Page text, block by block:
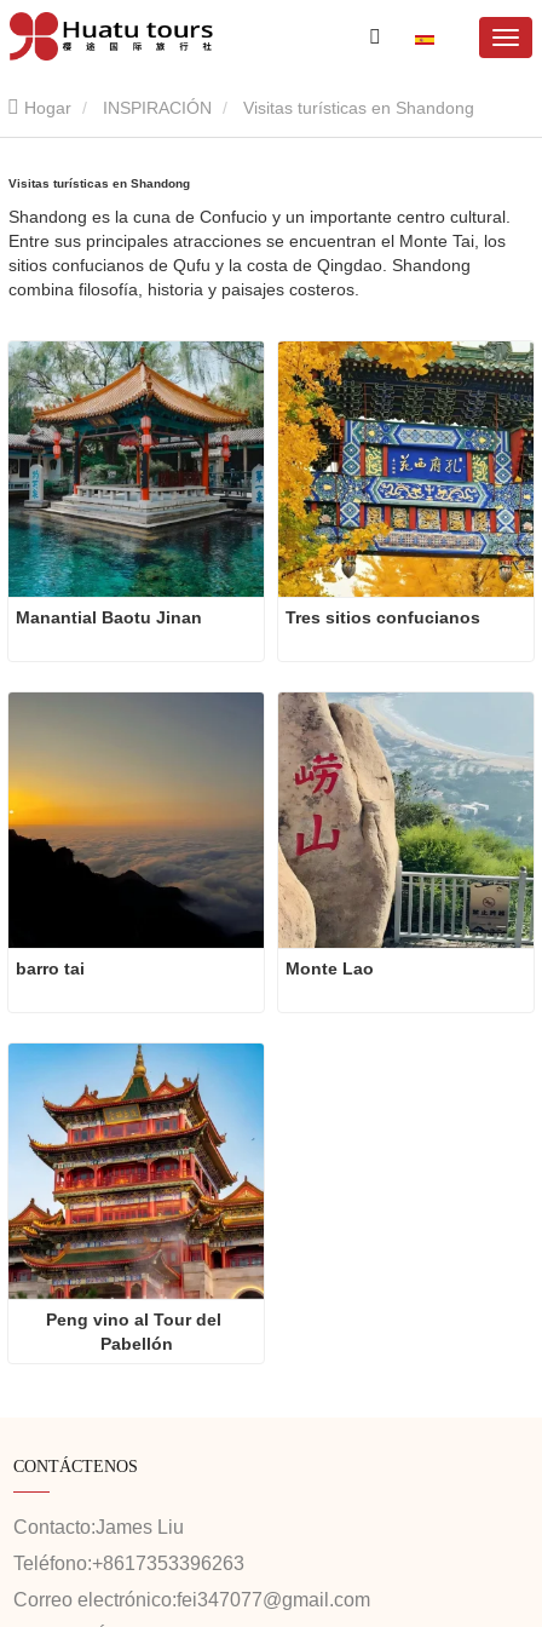
Hogar INSPIRACIÓN Visitas turísticas en Shandong
Visitas turísticas en Shandong
Shandong es la cuna de Confucio y un importante centro cultural.
Entre sus principales atracciones se encuentran el Monte Tai, los
sitios confucianos de Qufu y la costa de Qingdao. Shandong
combina filosofía, historia y paisajes costeros.
Manantial Baotu Jinan Tres sitios confucianos
barro tai Monte Lao
Peng vino al Tour del
Pabellón
CONTÁCTENOS
Contacto:James Liu
Teléfono:+8617353396263
Correo electrónico:fei347077@gmail.com